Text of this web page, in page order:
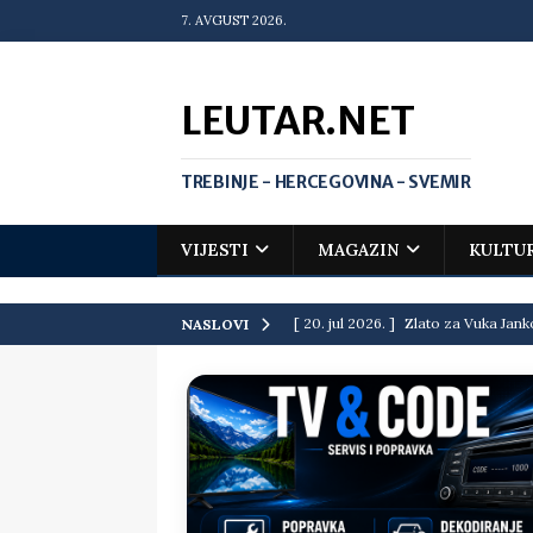
7. AVGUST 2026.
LEUTAR.NET
TREBINJE - HERCEGOVINA - SVEMIR
VIJESTI MAGAZIN
NASLOVI [ 20. jul 2026. ] Zlato za Vuka
[ 19. jul 2026. ] Da li i obraz ima
[ 16. jul 2026. ] Mile će da ti oprosti
[ 16. jul 2026. ] Krediti i dugovi
[ 15. jul 2026. ] Politički potres u